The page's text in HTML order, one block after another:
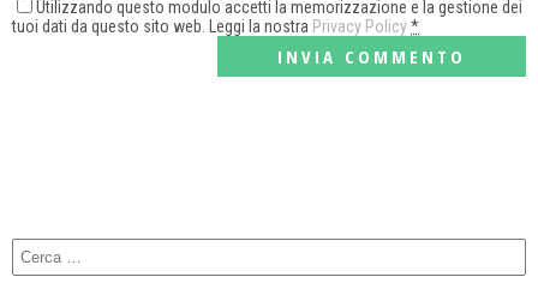
Utilizzando questo modulo accetti la memorizzazione e la gestione dei
tuoi dati da questo sito web. Leggi la nostra Privacy Policy*